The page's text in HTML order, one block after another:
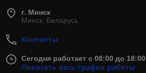
г. Минск
Минск, Беларусь
Контакты
Сегодня работает с 08:00 до 18:00
Показать весь график работы